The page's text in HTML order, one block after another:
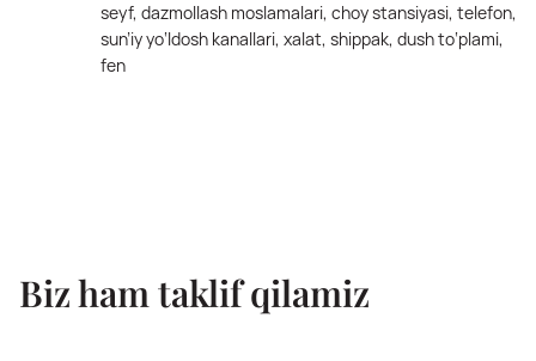
seyf, dazmollash moslamalari, choy stansiyasi, telefon,
sun’iy yo‘ldosh kanallari, xalat, shippak, dush to‘plami,
fen
Biz ham taklif qilamiz